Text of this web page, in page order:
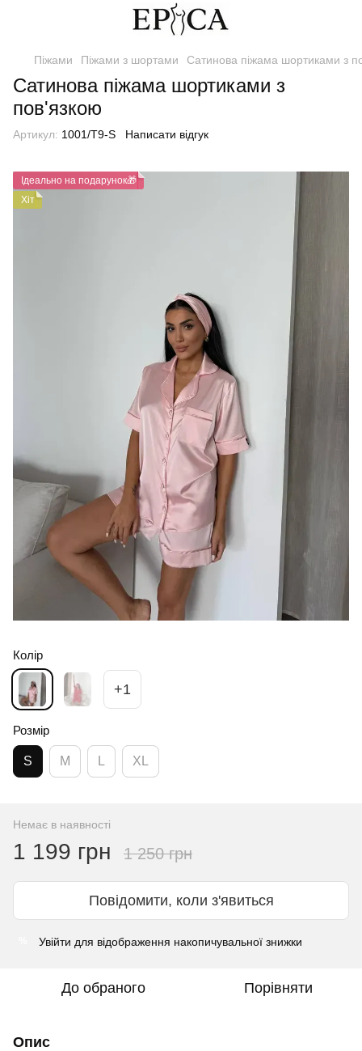
Піжами Піжами з шортами Сатинова піжама шортиками з
Сатинова піжама шортиками з
пов'язкою
Артикул: 1001/T9-S Написати відгук
Ідеально на подарунок🎁
Хіт
Колір
+1
Розмір
S M XL
Немає в наявності
1 199 грн 1 250 грн
Повідомити, коли з'явиться
Увійти для відображення накопичувальної знижки
До обраного Порівняти
Опис